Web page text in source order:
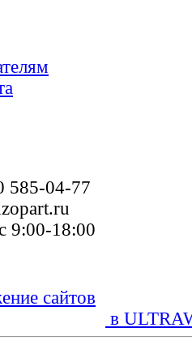
585-04-77
9:00-18:00
в